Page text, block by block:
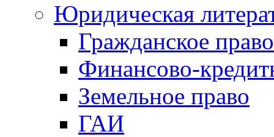
Юридическая
Гражданское право
Финансово-
Земельное право
ГАИ